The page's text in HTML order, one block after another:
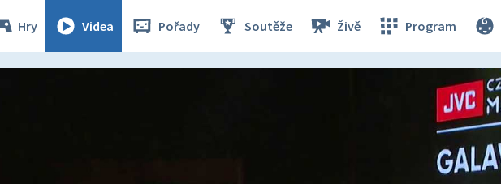
Hry Videa Pořady Soutěže Živě Program